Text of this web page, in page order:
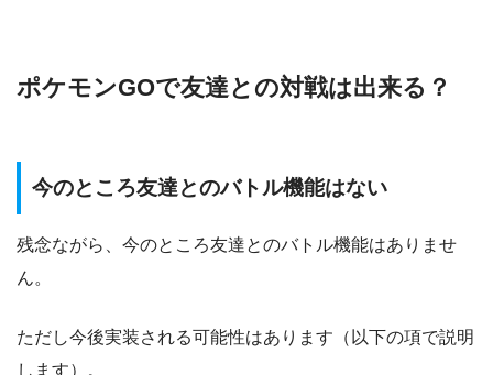
ポケモンGOで友達との対戦は出来る？
今のところ友達とのバトル機能はない
残念ながら、今のところ友達とのバトル機能はありませ
ん。
ただし今後実装される可能性はあります（以下の項で説明
します）。